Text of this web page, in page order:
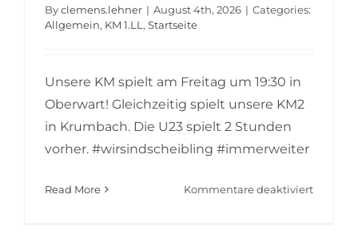
Byclemens.lehner | August 4th, 2026 | Categories:
Allgemein, KM 1.LL , Startseite
Unsere KM spielt am Freitag um 19:30 in
Oberwart! Gleichzeitig spielt unsere KM2
in Krumbach. Die U23 spielt 2 Stunden
vorher. #wirsindscheibling #immerweiter
Read More Kommentare deaktiviertfür